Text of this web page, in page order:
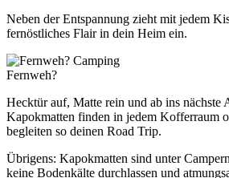
Neben der Entspannung zieht mit jedem
fernöstliches Flair in dein Heim ein.
Camping
Fernweh?
Hecktür auf, Matte rein und ab ins nächste
Kapokmatten finden in jedem Kofferraum
begleiten so deinen Road Trip.
Übrigens: Kapokmatten sind unter
keine Bodenkälte durchlassen und